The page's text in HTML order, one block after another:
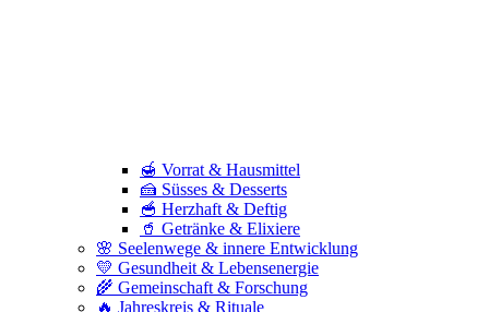
🍯 Vorrat & Hausmittel
🍰 Süsses & Desserts
🥣 Herzhaft & Deftig
🥤 Getränke & Elixiere
🌸 Seelenwege & innere Entwicklung
💛 Gesundheit & Lebensenergie
🌾 Gemeinschaft & Forschung
🔥 Jahreskreis & Rituale